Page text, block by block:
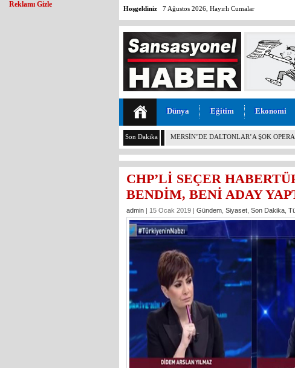
Hoşgeldiniz 7 Ağustos 2026, Hayırlı Cumalar
Dünya Eğitim Ekonomi
Son Dakika
CHP BOZYAZI’DA FLAŞ: İLÇE
CHP’Lİ SEÇER
BENDİM, BENİ ADAY
admin | 15 Ocak 2019 | Gündem Siyaset Son Dakika
Reklamı Gizle